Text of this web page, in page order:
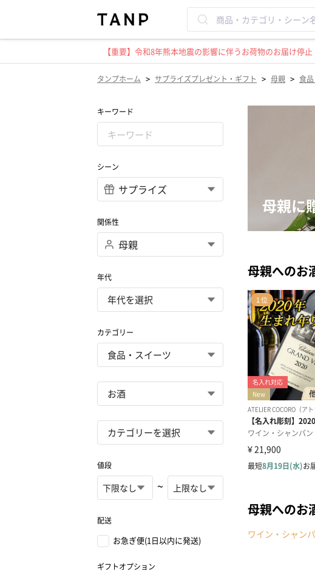
【重要】令和8年熊本地震の影響に伴うお荷物のお届け停
タンプホーム > サプライズプレゼント・ギフト > 母親 > 食
キーワード
シーン
関係性
年代
カテゴリー
値段
~
配送
お急ぎ便(1日以内に発送)
ギフトオプション
母親に
母親へのお
母親へのお
ワイン・シャン